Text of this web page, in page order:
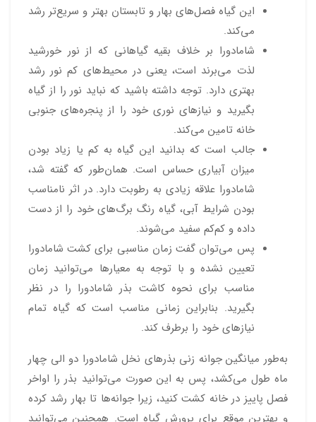
این گیاه فصل‌های بهار و تابستان بهتر و سریع‌تر رشد
می‌کند.
شامادورا بر خلاف بقیه‌ گیاهانی که از نور خورشید
لذت می‌برند است، یعنی در محیط‌های کم نور رشد
بهتری دارد. توجه داشته باشید که نباید نور را از گیاه
بگیرید و نیازهای نوری خود را از پنجره‌های جنوبی
خانه تامین می‌کند.
جالب است که بدانید این گیاه به کم یا زیاد بودن
میزان آبیاری حساس است. همان‌طور که گفته شد،
شامادورا علاقه زیادی به رطوبت دارد. در اثر نامناسب
بودن شرایط آبی، گیاه رنگ برگ‌های خود را از دست
داده و کم‌کم سفید می‌شوند.
پس می‌توان گفت زمان مناسبی برای کشت شامادورا
تعیین نشده و با توجه به معیارها می‌توانید زمان
مناسب برای نحوه کاشت بذر شامادورا را در نظر
بگیرید. بنابراین زمانی مناسب است که گیاه تمام
نیازهای خود را برطرف کند.
به‌طور میانگین جوانه زنی بذرهای نخل شامادورا دو الی چهار
ماه طول می‌کشد، پس به این صورت می‌توانید بذر را اواخر
فصل پاییز در خانه کشت کنید، زیرا جوانه‌ها تا بهار رشد کرده